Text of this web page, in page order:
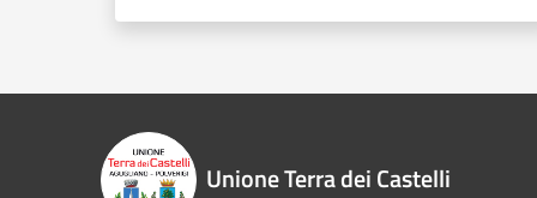
Unione Terra dei Castelli